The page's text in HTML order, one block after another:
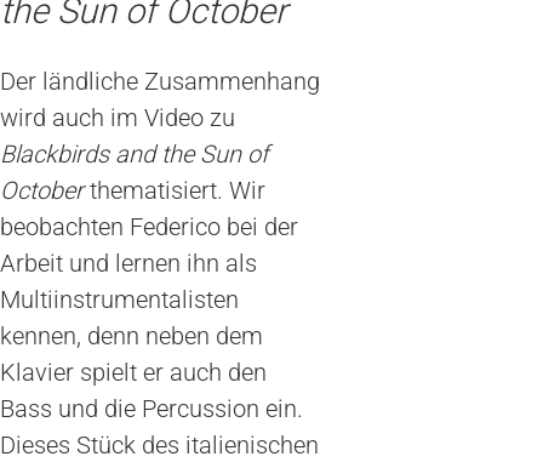
the Sun of October
Der ländliche Zusammenhang
wird auch im Video zu
Blackbirds and the Sun of
Octoberthematisiert. Wir
beobachten Federico bei der
Arbeit und lernen ihn als
Multiinstrumentalisten
kennen, denn neben dem
Klavier spielt er auch den
Bass und die Percussion ein.
Dieses Stück des italienischen